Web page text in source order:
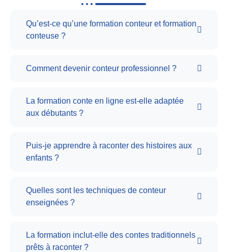
Qu’est-ce qu’une formation conteur et formation
conteuse ?
Comment devenir conteur professionnel ?
La formation conte en ligne est-elle adaptée
aux débutants ?
Puis-je apprendre à raconter des histoires aux
enfants ?
Quelles sont les techniques de conteur
enseignées ?
La formation inclut-elle des contes traditionnels
prêts à raconter ?